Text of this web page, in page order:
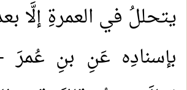
يتحللُ في العمرةِ إلَّا
بإسنادِه عَنِ بنِ عُمرَ